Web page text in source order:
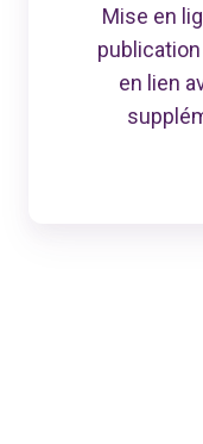
Mise en
en lien